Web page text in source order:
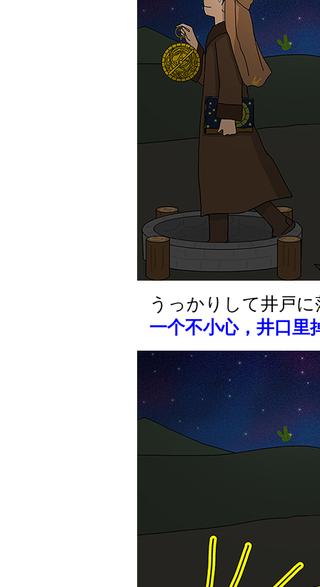
うっかりして井戸に
一个不小心，井口里